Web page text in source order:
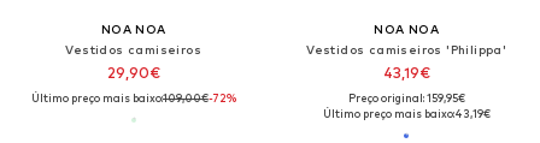
NOA NOA
Vestidos camiseiros
29,90€
Último preço mais baixo:109,00€-72%
NOA NOA
Vestidos camiseiros 'Philippa'
43,19€
Preço original: 159,95€
Último preço mais baixo:43,19€